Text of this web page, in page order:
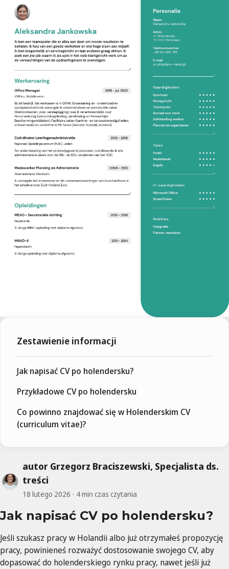
autor Grzegorz Braciszewski, Specjalista ds.
treści
18 lutego 2026 4 min czas czytania
Jak napisać CV po holendersku?
Jeśli szukasz pracy w Holandii albo już otrzymałeś propozycję
pracy, powinieneś rozważyć dostosowanie swojego CV, aby
dopasować do holenderskiego rynku pracy, nawet jeśli już
Zestawienie informacji
Jak napisać CV po holendersku?
Przykładowe CV po holendersku
Co powinno znajdować się w Holenderskim CV
(curriculum vitae)?